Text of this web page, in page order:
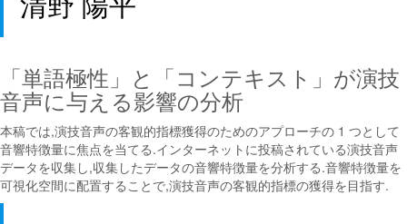
「単語極性」と「コンテキスト」が演技
音声に与える影響の分析
本稿では,演技音声の客観的指標獲得のためのアプローチの 1 つとして
音響特徴量に焦点を当てる.インターネットに投稿されている演技音声
データを収集し,収集したデータの音響特徴量を分析する.音響特徴量を
可視化空間に配置することで,演技音声の客観的指標の獲得を目指す.